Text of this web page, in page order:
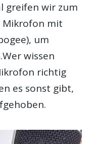
greifen wir zum
Mikrofon mit
um
wissen
richtig
es sonst gibt,